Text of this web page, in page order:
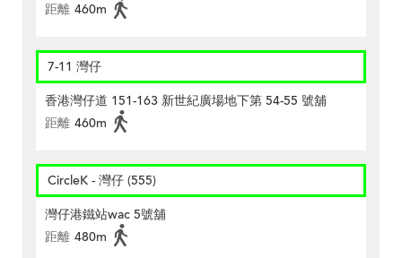
距離 460m
7-11 灣仔
香港灣仔道 151-163 新世紀廣場地下第 54-55 號舖
距離 460m
CircleK - 灣仔 (555)
灣仔港鐵站wac 5號舖
距離 480m